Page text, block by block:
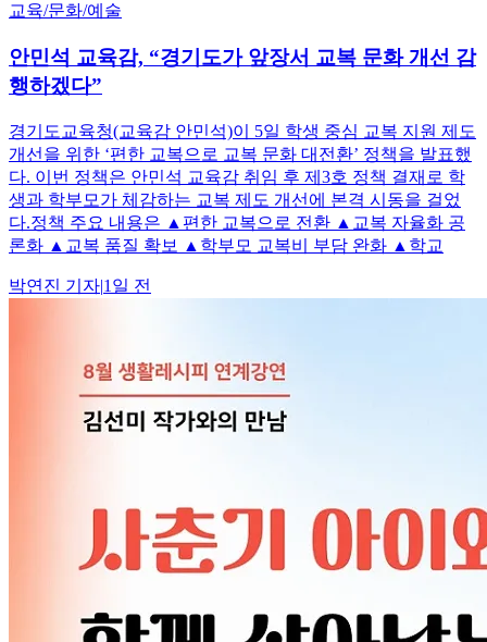
교육/문화/예술
안민석 교육감, “경기도가 앞장서 교복 문화 개선 감
행하겠다”
경기도교육청(교육감 안민석)이 5일 학생 중심 교복 지원 제도
개선을 위한 ‘편한 교복으로 교복 문화 대전환’ 정책을 발표했
다. 이번 정책은 안민석 교육감 취임 후 제3호 정책 결재로 학
생과 학부모가 체감하는 교복 제도 개선에 본격 시동을 걸었
다.정책 주요 내용은 ▲편한 교복으로 전환 ▲교복 자율화 공
론화 ▲교복 품질 확보 ▲학부모 교복비 부담 완화 ▲학교
박연진 기자|1일 전